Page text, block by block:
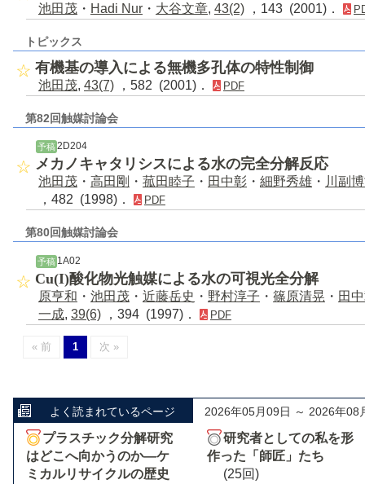
池田茂 ・ Hadi Nur ・ 大谷文章, 43(2) ，143 (2001)．
トピックス
有機基の導入による無機多孔体の特性制御
池田茂, 43(7) ，582 (2001)． PDF
第82回触媒討論会
予稿 2D204
メカノキャタリシスによる水の完全分解反応
池田茂 ・ 高田剛 ・ 菰田睦子 ・ 田中彰 ・ 細野秀雄 ・ 川副
，482 (1998)．
PDF
第80回触媒討論会
予稿 1A02
Cu(I)酸化物光触媒による水の可視光全分解
原亨和 ・ 池田茂 ・ 近藤岳史 ・ 野村淳子 ・ 篠原清晃 ・ 田
一成, 39(6) ，394 (1997)． PDF
« 前 1 次 »
よく読まれているページ 2026年05月09日 ～ 2026年08
プラスチック分解研究
はどこへ向かうのか―ケ
ミカルリサイクルの歴史
研究者としての私を形
作った「師匠」たち
(25回)